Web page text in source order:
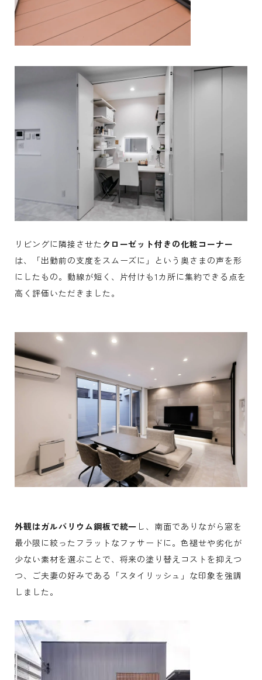
リビングに隣接させた クローゼット付きの化粧コーナー
は、「出勤前の支度をスムーズに」という奥さまの声を形
にしたもの。動線が短く、片付けも1カ所に集約できる点を
高く評価いただきました。
外観はガルバリウム鋼板で統一 し、南面でありながら窓を
最小限に絞ったフラットなファサードに。色褪せや劣化が
少ない素材を選ぶことで、将来の塗り替えコストを抑えつ
つ、ご夫妻の好みである「スタイリッシュ」な印象を強調
しました。